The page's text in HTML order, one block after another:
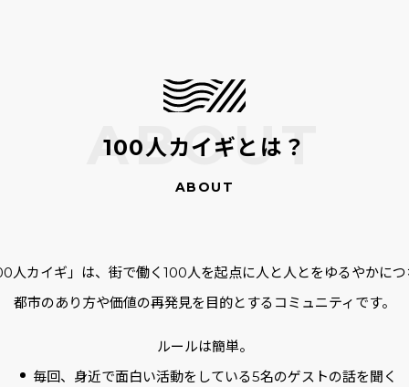
100人カイギとは？
人カイギ」は、街で働く100人を起点に人と人とをゆるやかに
都市のあり方や価値の再発見を目的とするコミュニティです。
ルールは簡単。
毎回、身近で面白い活動をしている5名のゲストの話を聞く